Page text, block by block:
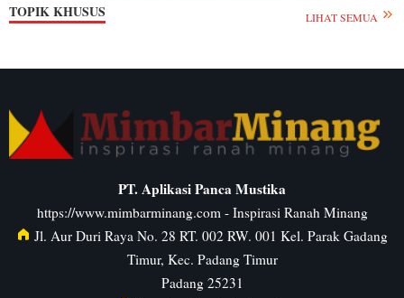
TOPIK KHUSUS LIHAT SEMUA
PT. Aplikasi Panca Mustika
https://www.mimbarminang.com- Inspirasi Ranah Minang
Jl. Aur Duri Raya No. 28 RT. 002 RW. 001 Kel. Parak Gadang
Timur, Kec. Padang Timur
Padang 25231